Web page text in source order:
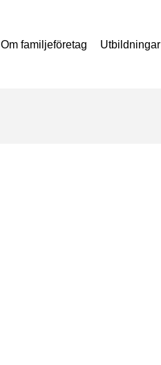
Om familjeföretag Utbildningar